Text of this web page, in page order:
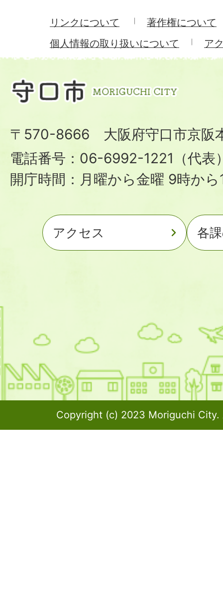
リンクについて
著作権について
個人情報の取り扱いについて
ア
〒570-8666 大阪府守口市京阪
電話番号：06-6992-1221（代表
開庁時間：月曜から金曜 9時か
アクセス 各
Copyright (c) 2023 Moriguchi City.